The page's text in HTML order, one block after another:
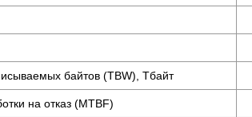
байтов (TBW), Тбайт
на отказ (MTBF)